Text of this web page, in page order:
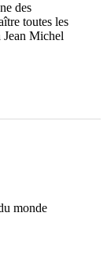
des
toutes les
Jean Michel
monde